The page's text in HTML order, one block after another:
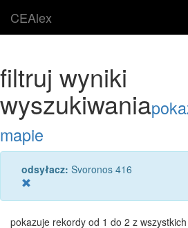
CEAlex
filtruj wyniki
wyszukiwania
mapie
odsyłacz: Svoronos 416
pokazuje rekordy od 1 do 2 z